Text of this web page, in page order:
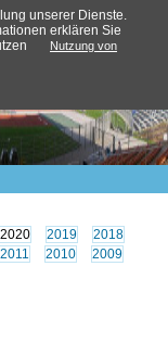
2020 2019
2018
2011 2010
2009
unserer Dienste.
erklären Sie
Nutzung von